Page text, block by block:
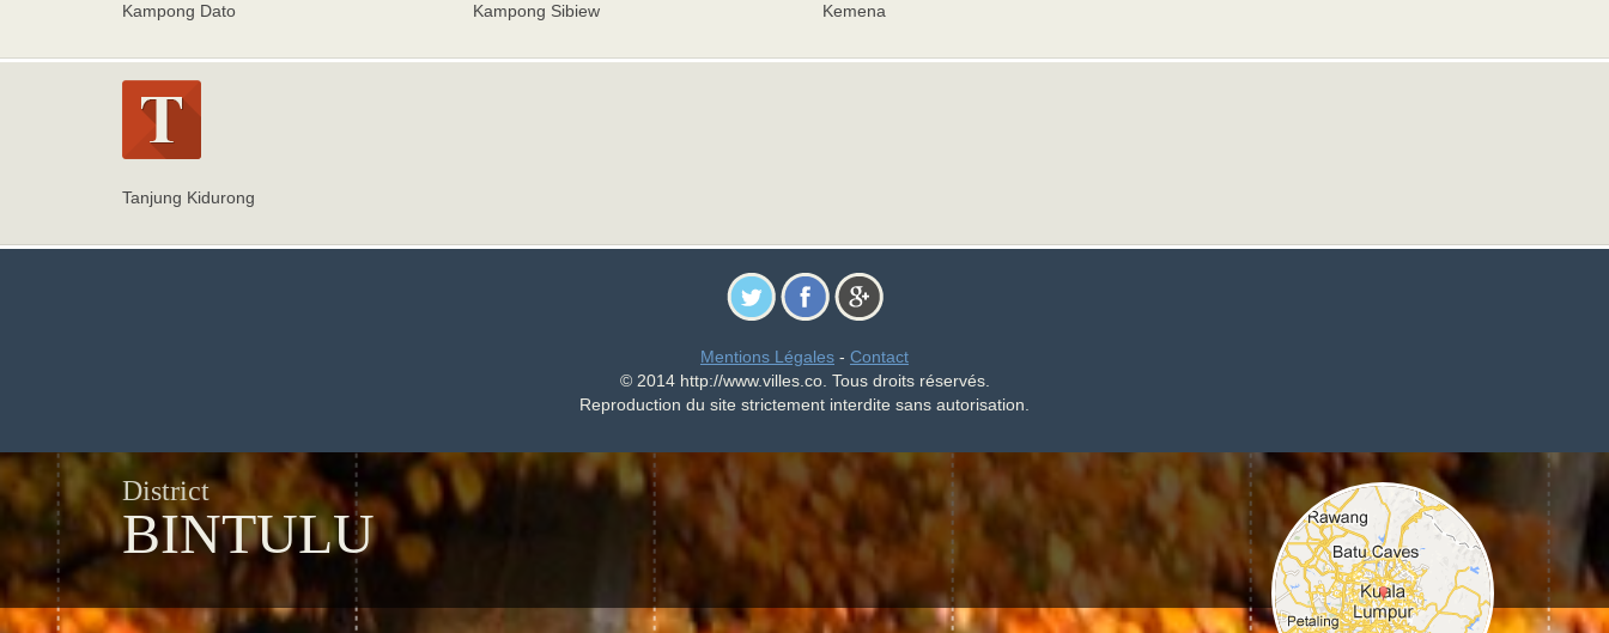
Kampong Dato
Kampong Sibiew
Kemena
Tanjung Kidurong
Mentions Légales - Contact
© 2014 http://www.villes.co. Tous droits réservés.
Reproduction du site strictement interdite sans autorisation.
District
BINTULU